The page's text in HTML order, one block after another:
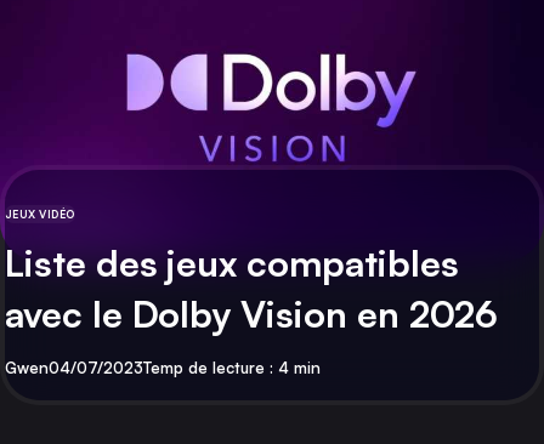
CATÉGORIE
JEUX VIDÉO
Liste des jeux compatibles
avec le Dolby Vision en 2026
Par
GwenPublié
04/07/2023Temp de lecture : 4 min